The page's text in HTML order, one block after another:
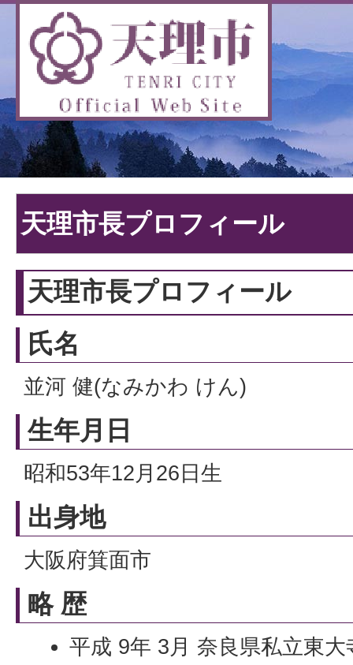
天理市長プロフィール
天理市長プロフィール
氏名
並河 健(なみかわ けん)
生年月日
昭和53年12月26日生
出身地
大阪府箕面市
略 歴
平成 9年 3月 奈良県私立東